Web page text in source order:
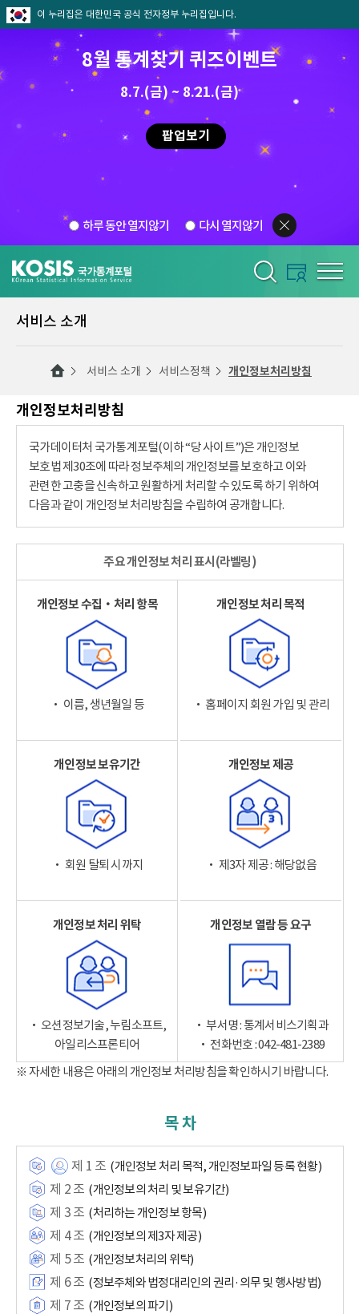
이 누리집은 대한민국 공식 전자정부 누리집입니다.
8월 통계찾기 퀴즈이벤트
8.7.(금) ~ 8.21.(금)
팝업보기
하루 동안 열지않기 다시 열지않기
서비스 소개
서비스 소개 서비스정책 개인정보처리방침
개인정보처리방침
국가데이터처 국가통계포털(이하 “당 사이트”)은 개인정보
보호법 제30조에 따라 정보주체의 개인정보를 보호하고 이와
관련한 고충을 신속하고 원활하게 처리할 수 있도록 하기 위하여
다음과 같이 개인정보 처리방침을 수립하여 공개합니다.
주요 개인정보 처리 표시(라벨링)
개인정보 수집‧처리 항목
‧ 이름, 생년월일 등
개인정보 처리 목적
‧ 홈페이지 회원 가입 및 관리
개인정보 보유기간
‧ 회원 탈퇴 시까지
개인정보 제공
‧ 제3자 제공 : 해당없음
개인정보 처리 위탁
‧ 오션정보기술, 누림소프트,
아일리스프론티어
개인정보 열람 등 요구
‧ 부서명 : 통계서비스기획과
‧ 전화번호 : 042-481-2389
※ 자세한 내용은 아래의 개인정보 처리방침을 확인하시기 바랍니다.
목 차
제 1 조 (개인정보 처리 목적, 개인정보파일 등록 현황)
제 2 조 (개인정보의 처리 및 보유기간)
제 3 조 (처리하는 개인정보 항목)
제 4 조 (개인정보의 제3자 제공)
제 5 조 (개인정보처리의 위탁)
제 6 조 (정보주체와 법정대리인의 권리·의무 및 행사방법)
제 7 조 (개인정보의 파기)